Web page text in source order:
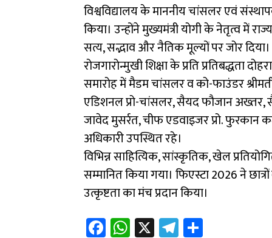
विश्वविद्यालय के माननीय चांसलर एवं
किया। उन्होंने मुख्यमंत्री योगी के नेतृत्व में
सत्य, सद्भाव और नैतिक मूल्यों पर जोर
रोजगारोन्मुखी शिक्षा के प्रति प्रतिबद्धता
समारोह में मैडम चांसलर व को-फाउंडर
एडिशनल प्रो-चांसलर, सैयद फौजान अख्तर,
जावेद मुसर्रत, चीफ एडवाइजर प्रो. फुरकान
अधिकारी उपस्थित रहे।
विभिन्न साहित्यिक, सांस्कृतिक, खेल
सम्मानित किया गया। फिएस्टा 2026 ने
उत्कृष्टता का मंच प्रदान किया।
Fa W X Te